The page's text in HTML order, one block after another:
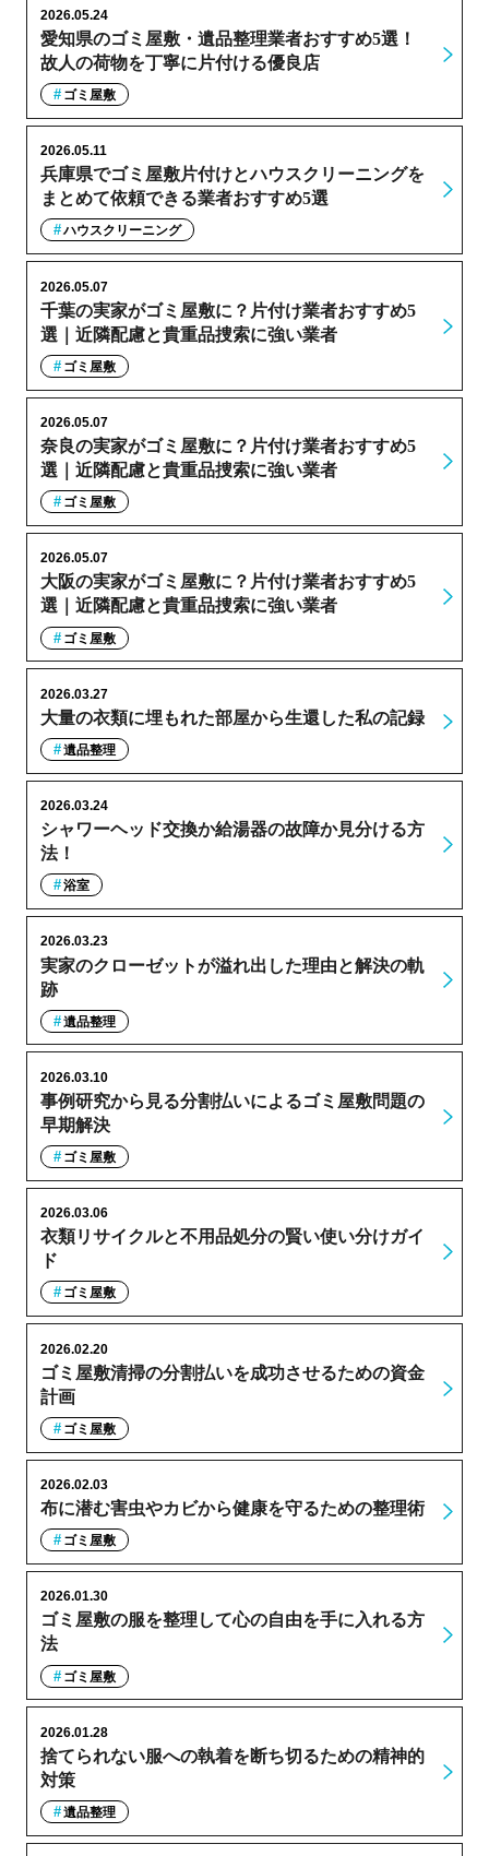
愛知県のゴミ屋敷・遺品整理業者おすすめ5選！
故人の荷物を丁寧に片付ける優良店
2026.05.24
ゴミ屋敷
兵庫県でゴミ屋敷片付けとハウスクリーニングを
まとめて依頼できる業者おすすめ5選
2026.05.11
ハウスクリーニング
千葉の実家がゴミ屋敷に？片付け業者おすすめ5
選｜近隣配慮と貴重品捜索に強い業者
2026.05.07
ゴミ屋敷
奈良の実家がゴミ屋敷に？片付け業者おすすめ5
選｜近隣配慮と貴重品捜索に強い業者
2026.05.07
ゴミ屋敷
大阪の実家がゴミ屋敷に？片付け業者おすすめ5
選｜近隣配慮と貴重品捜索に強い業者
2026.05.07
ゴミ屋敷
大量の衣類に埋もれた部屋から生還した私の記録
2026.03.27
遺品整理
シャワーヘッド交換か給湯器の故障か見分ける方
法！
2026.03.24
浴室
実家のクローゼットが溢れ出した理由と解決の軌
跡
2026.03.23
遺品整理
事例研究から見る分割払いによるゴミ屋敷問題の
早期解決
2026.03.10
ゴミ屋敷
衣類リサイクルと不用品処分の賢い使い分けガイ
ド
2026.03.06
ゴミ屋敷
ゴミ屋敷清掃の分割払いを成功させるための資金
計画
2026.02.20
ゴミ屋敷
布に潜む害虫やカビから健康を守るための整理術
2026.02.03
ゴミ屋敷
ゴミ屋敷の服を整理して心の自由を手に入れる方
法
2026.01.30
ゴミ屋敷
捨てられない服への執着を断ち切るための精神的
対策
2026.01.28
遺品整理